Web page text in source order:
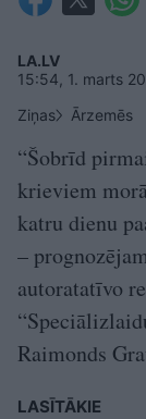
LA.LV
15:54, 1. marts
Ziņas
Ārzemēs
“Šobrīd
krieviem
katru dienu
–
autoratatīvo
Raimonds
LASĪTĀKIE